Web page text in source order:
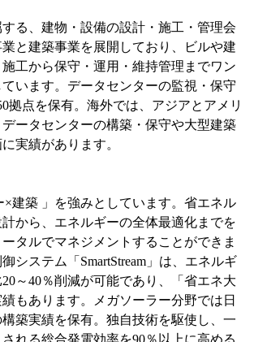
る、建物・設備の設計・施工・管理会
と建築事業を展開しており、ビルや建
工から保守・運用・維持管理までワン
います。データセンターの監視・保守
拠点を保有。海外では、アジアとアメリ
ータセンターの構築・保守や大型建築
実績があります。
×建築 」を強みとしています。省エネル
から、エネルギーの全体最適化までを
タルでマネジメントすることができま
システム「SmartStream」は、エネルギ
～40％削減が可能であり、「省エネ大
もあります。メガソーラー分野では日
築実績を保有。独自技術を駆使し、一
れる総合発電効率を90％以上に高める